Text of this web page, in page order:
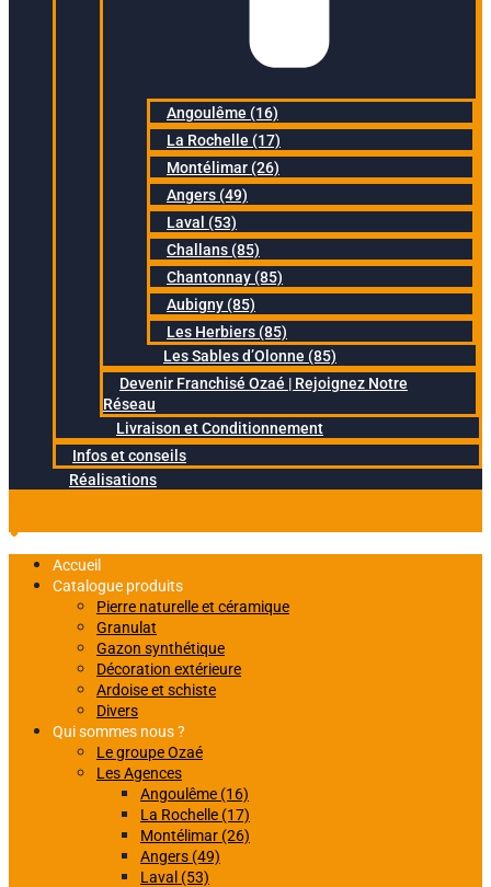
Angoulême (16)
La Rochelle (17)
Montélimar (26)
Angers (49)
Laval (53)
Challans (85)
Chantonnay (85)
Aubigny (85)
Les Herbiers (85)
Les Sables d’Olonne (85)
Devenir Franchisé Ozaé | Rejoignez Notre
Réseau
Livraison et Conditionnement
Infos et conseils
Réalisations
Accueil
Catalogue produits
Pierre naturelle et céramique
Granulat
Gazon synthétique
Décoration extérieure
Ardoise et schiste
Divers
Qui sommes nous ?
Le groupe Ozaé
Les Agences
Angoulême (16)
La Rochelle (17)
Montélimar (26)
Angers (49)
Laval (53)